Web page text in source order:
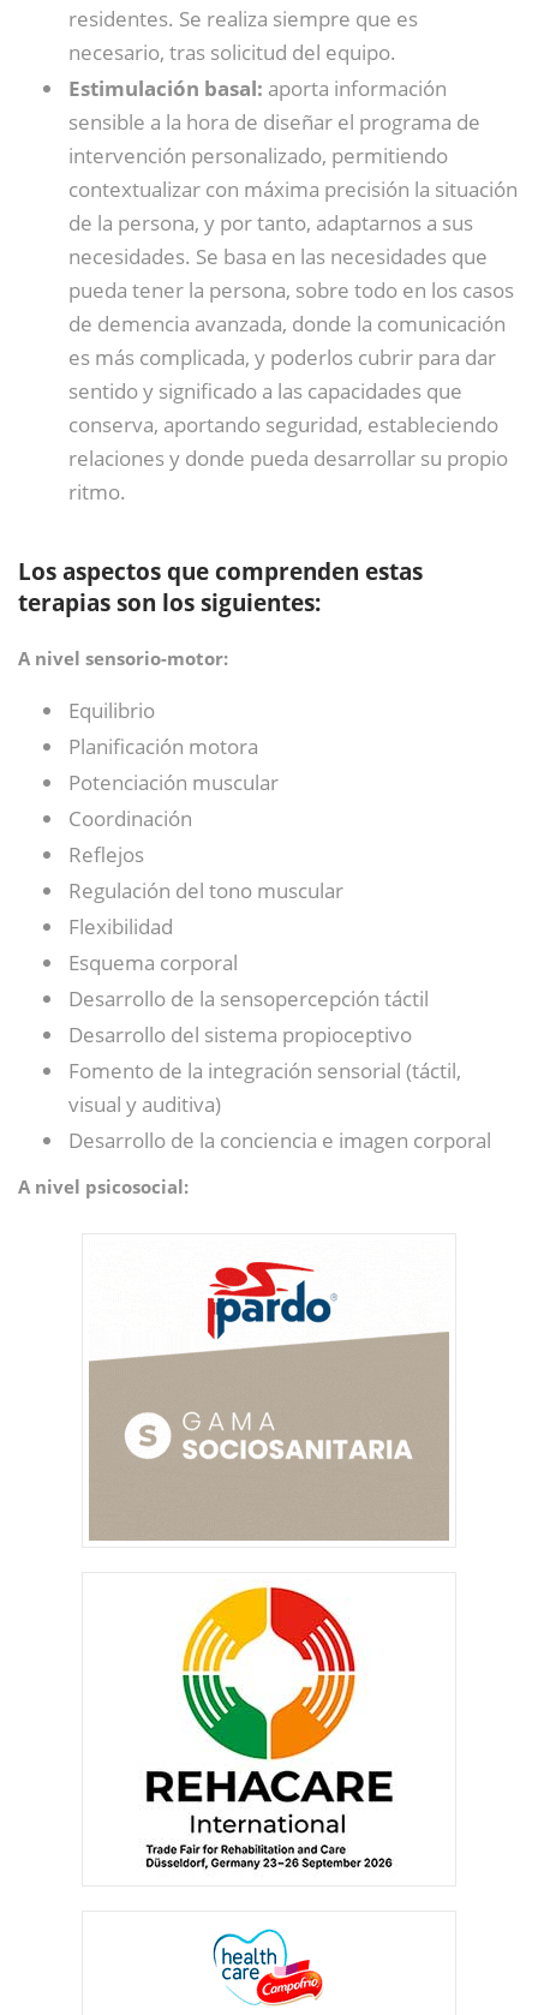
residentes. Se realiza siempre que es
necesario, tras solicitud del equipo.
Estimulación basal: aporta información
sensible a la hora de diseñar el programa de
intervención personalizado, permitiendo
contextualizar con máxima precisión la situación
de la persona, y por tanto, adaptarnos a sus
necesidades. Se basa en las necesidades que
pueda tener la persona, sobre todo en los casos
de demencia avanzada, donde la comunicación
es más complicada, y poderlos cubrir para dar
sentido y significado a las capacidades que
conserva, aportando seguridad, estableciendo
relaciones y donde pueda desarrollar su propio
ritmo.
Los aspectos que comprenden estas
terapias son los siguientes:
A nivel sensorio-motor:
Equilibrio
Planificación motora
Potenciación muscular
Coordinación
Reflejos
Regulación del tono muscular
Flexibilidad
Esquema corporal
Desarrollo de la sensopercepción táctil
Desarrollo del sistema propioceptivo
Fomento de la integración sensorial (táctil,
visual y auditiva)
Desarrollo de la conciencia e imagen corporal
A nivel psicosocial: